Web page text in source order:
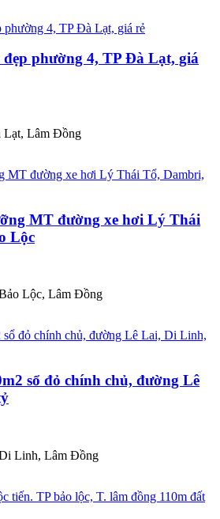
phường 4, TP Đà Lạt, giá
Lạt, Lâm Đồng
MT đường xe hơi Lý Thái
Lộc
Lộc, Lâm Đồng
sổ đỏ chính chủ, đường Lê
Linh, Lâm Đồng